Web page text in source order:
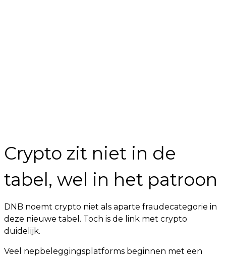
Crypto zit niet in de
tabel, wel in het patroon
DNB noemt crypto niet als aparte fraudecategorie in
deze nieuwe tabel. Toch is de link met crypto
duidelijk.
Veel nepbeleggingsplatforms beginnen met een